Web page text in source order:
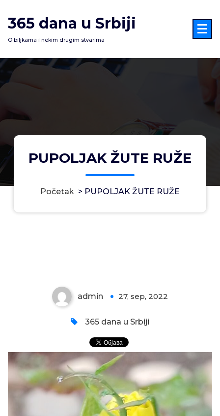
na
sadržaj
365 dana u Srbiji
O biljkama i nekim drugim stvarima
PUPOLJAK ŽUTE RUŽE
Početak > PUPOLJAK ŽUTE RUŽE
admin 27, sep, 2022
365 dana u Srbiji